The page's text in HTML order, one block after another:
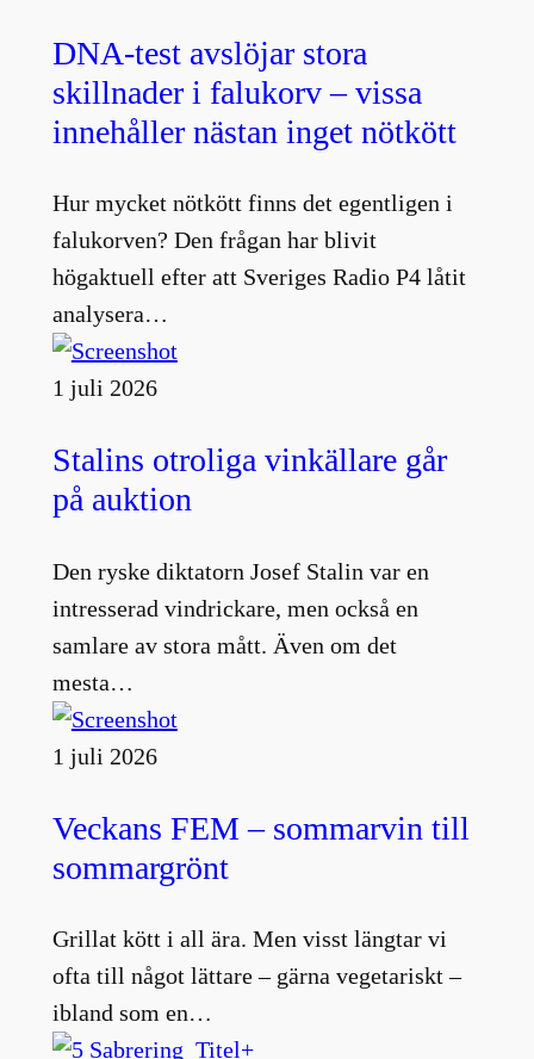
DNA-test avslöjar stora
skillnader i falukorv – vissa
innehåller nästan inget nötkött
Hur mycket nötkött finns det egentligen i
falukorven? Den frågan har blivit
högaktuell efter att Sveriges Radio P4 låtit
analysera…
1 juli 2026
Stalins otroliga vinkällare går
på auktion
Den ryske diktatorn Josef Stalin var en
intresserad vindrickare, men också en
samlare av stora mått. Även om det
mesta…
1 juli 2026
Veckans FEM – sommarvin till
sommargrönt
Grillat kött i all ära. Men visst längtar vi
ofta till något lättare – gärna vegetariskt –
ibland som en…